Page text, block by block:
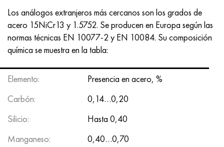
Los análogos extranjeros más cercanos son los grados de
acero 15NiCr13 y 1.5752. Se producen en Europa según las
normas técnicas EN 10077-2 y EN 10084. Su composición
química se muestra en la tabla:
Elemento:
Presencia en acero, %
Carbón:
0,14…0,20
Silicio:
Hasta 0,40
Manganeso:
0,40…0,70
multimetro n155
Nicrofer 5923 hMo
Nicrofer 6030
Nitronik 40
68NKhVKTYu
79NM, Lupa 7904
80NM
80NMV-VI
XN70YU
HN75MBTYu
XN75TBYu
XN77TYu
TL5
A LAS 6
TS-6
14 titanio
1.4570-aisi303Cu
1.4574 - Aleación PH 15-7 Mo®
1.4580 - AISI 316Cb
1.4597 - AISI 204Cu
18X11MNFB
18X12VMBFR
20X12VNMF
20Х3FMI
30hgs, 30hgs
30hgsa, 30hgsa
30hgsn2a, 30hgsna
30xn2ma, 30CrNiMo8